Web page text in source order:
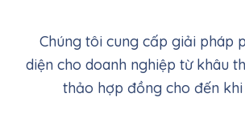
Chúng tôi cung cấp giải pháp
diện cho doanh nghiệp từ khâu
thảo hợp đồng cho đến khi